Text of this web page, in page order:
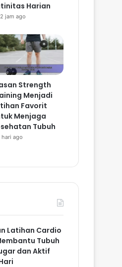
Harian
jam ago
Strength
Menjadi
Favorit
Menjaga
Tubuh
hari ago
Latihan Cardio
Tubuh
dan Aktif